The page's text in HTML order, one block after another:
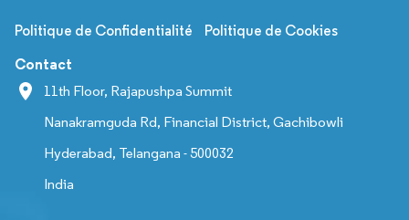
Politique de Confidentialité Politique de Cookies
Contact
11th Floor, Rajapushpa Summit
Nanakramguda Rd, Financial District, Gachibowli
Hyderabad, Telangana - 500032
India